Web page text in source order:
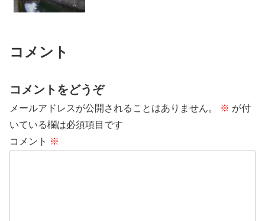
コメント
コメントをどうぞ
メールアドレスが公開されることはありません。 ※ が付
いている欄は必須項目です
コメント ※